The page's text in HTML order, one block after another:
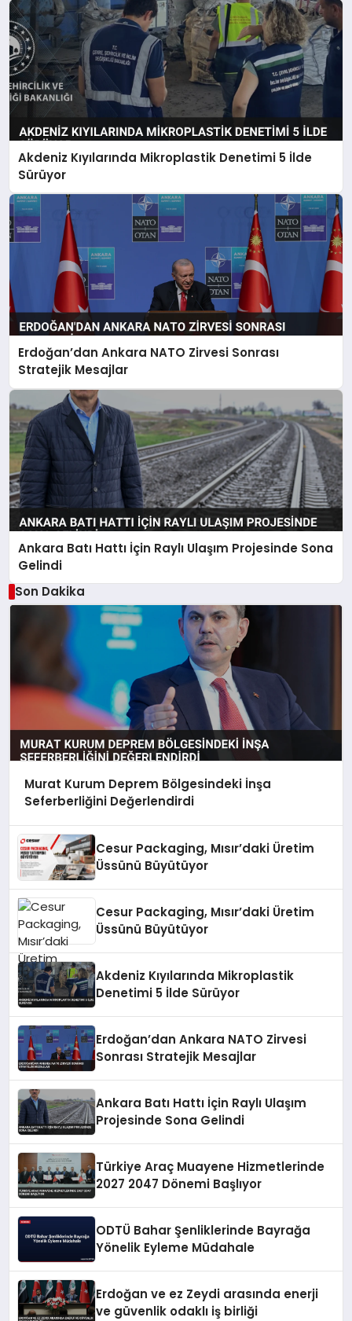
Akdeniz Kıyılarında Mikroplastik Denetimi 5 İlde
Sürüyor
Erdoğan’dan Ankara NATO Zirvesi Sonrası
Stratejik Mesajlar
Ankara Batı Hattı İçin Raylı Ulaşım Projesinde Sona
Gelindi
Son Dakika
Murat Kurum Deprem Bölgesindeki İnşa
Seferberliğini Değerlendirdi
Cesur Packaging, Mısır’daki Üretim
Üssünü Büyütüyor
Cesur Packaging, Mısır’daki Üretim
Üssünü Büyütüyor
Akdeniz Kıyılarında Mikroplastik
Denetimi 5 İlde Sürüyor
Erdoğan’dan Ankara NATO Zirvesi
Sonrası Stratejik Mesajlar
Ankara Batı Hattı İçin Raylı Ulaşım
Projesinde Sona Gelindi
Türkiye Araç Muayene Hizmetlerinde
2027 2047 Dönemi Başlıyor
ODTÜ Bahar Şenliklerinde Bayrağa
Yönelik Eyleme Müdahale
Erdoğan ve ez Zeydi arasında enerji
ve güvenlik odaklı iş birliği